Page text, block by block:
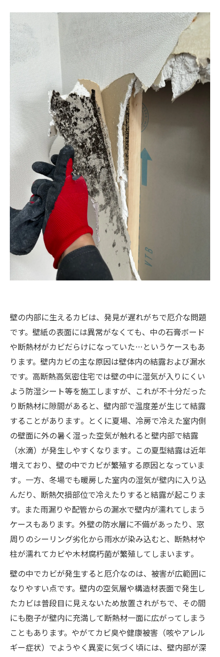
壁の内部に生えるカビは、発見が遅れがちで厄介な問題
です。壁紙の表面には異常がなくても、中の石膏ボード
や断熱材がカビだらけになっていた…というケースもあ
ります。壁内カビの主な原因は壁体内の結露および漏水
です。高断熱高気密住宅では壁の中に湿気が入りにくい
よう防湿シート等を施工しますが、これが不十分だった
り断熱材に隙間があると、壁内部で温度差が生じて結露
することがあります​。とくに夏場、冷房で冷えた室内側
の壁面に外の暑く湿った空気が触れると壁内部で結露
（水滴）が発生しやすくなります​。この夏型結露は近年
増えており、壁の中でカビが繁殖する原因となっていま
す​。一方、冬場でも暖房した室内の湿気が壁内に入り込
んだり、断熱欠損部位で冷えたりすると結露が起こりま
す。また雨漏りや配管からの漏水で壁内が濡れてしまう
ケースもあります。外壁の防水層に不備があったり、窓
周りのシーリング劣化から雨水が染み込むと、断熱材や
柱が濡れてカビや木材腐朽菌が繁殖してしまいます​。
壁の中でカビが発生すると厄介なのは、被害が広範囲に
なりやすい点です。壁内の空気層や構造材表面で発生し
たカビは普段目に見えないため放置されがちで、その間
にも胞子が壁内に充満して断熱材一面に広がってしまう
こともあります。やがてカビ臭や健康被害（咳やアレル
ギー症状）でようやく異変に気づく頃には、壁内部が深